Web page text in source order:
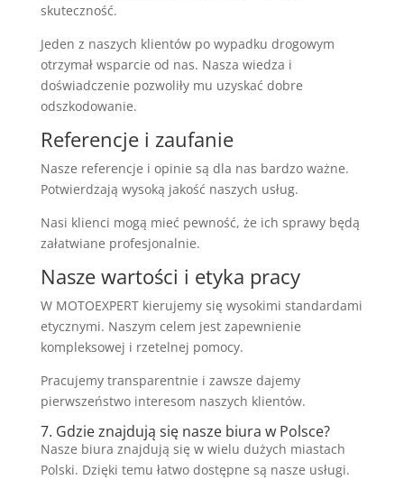
skuteczność.
Jeden z naszych klientów po wypadku drogowym
otrzymał wsparcie od nas. Nasza wiedza i
doświadczenie pozwoliły mu uzyskać dobre
odszkodowanie.
Referencje i zaufanie
Nasze referencje i opinie są dla nas bardzo ważne.
Potwierdzają wysoką jakość naszych usług.
Nasi klienci mogą mieć pewność, że ich sprawy będą
załatwiane profesjonalnie.
Nasze wartości i etyka pracy
W MOTOEXPERT kierujemy się wysokimi standardami
etycznymi. Naszym celem jest zapewnienie
kompleksowej i rzetelnej pomocy.
Pracujemy transparentnie i zawsze dajemy
pierwszeństwo interesom naszych klientów.
7. Gdzie znajdują się nasze biura w Polsce?
Nasze biura znajdują się w wielu dużych miastach
Polski. Dzięki temu łatwo dostępne są nasze usługi.